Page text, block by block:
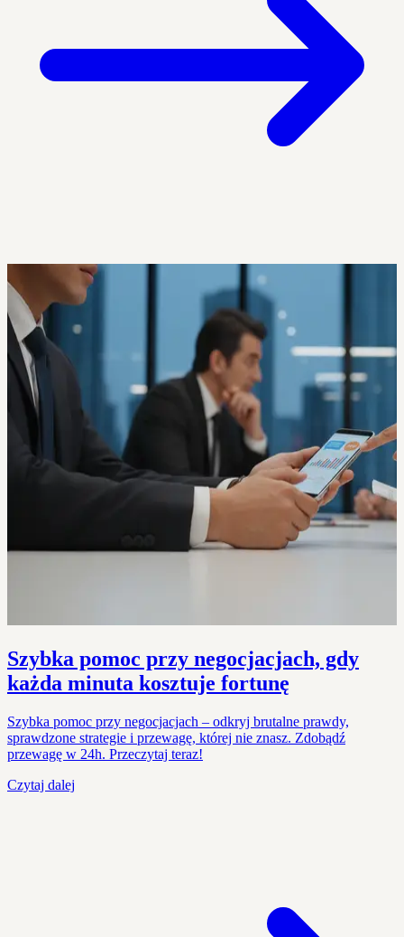
Szybka pomoc przy negocjacjach, gdy
każda minuta kosztuje fortunę
Szybka pomoc przy negocjacjach – odkryj brutalne prawdy,
sprawdzone strategie i przewagę, której nie znasz. Zdobądź
przewagę w 24h. Przeczytaj teraz!
Czytaj dalej